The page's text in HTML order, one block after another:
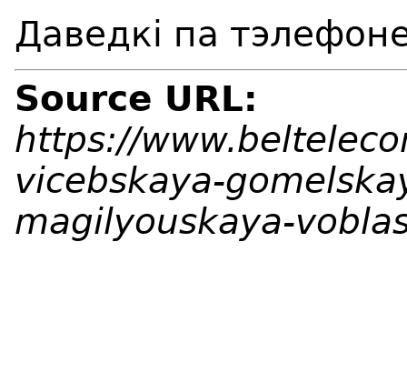
Даведкі па
Source URL:
https://
vicebskaya-
magilyouskaya-